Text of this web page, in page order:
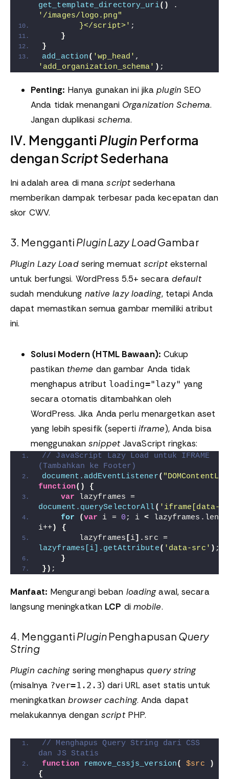
get_template_directory_uri()
'/images/logo.png"
        }</script>'
;
}
}
add_action( 'wp_head'
'add_organization_schema' ) ;
Penting: Hanya gunakan ini jikaplugin SEO
Anda tidak menangani Organization Schema.
Jangan duplikasi schema.
IV. Mengganti Plugin Performa
denganScriptSederhana
Ini adalah area di manascriptsederhana
memberikan dampak terbesar pada kecepatan dan
skor CWV.
3. Mengganti Plugin Lazy LoadGambar
Plugin Lazy Loadsering memuatscripteksternal
untuk berfungsi. WordPress 5.5+ secara default
sudah mendukung native lazy loading, tetapi Anda
dapat memastikan semua gambar memiliki atribut
ini.
Solusi Modern (HTML Bawaan): Cukup
pastikan theme dan gambar Anda tidak
menghapus atribut loading="lazy" yang
secara otomatis ditambahkan oleh
WordPress. Jika Anda perlu menargetkan aset
yang lebih spesifik (seperti iframe), Anda bisa
menggunakansnippetJavaScript ringkas:
// JavaScript Lazy Load untuk IFRAME
(Tambahkan ke Footer)
document.addEventListener(
function()
{
var
document.querySelectorAll( 'iframe[data-
for
(var i = 0 ; i <
i++)
{
        lazyframes
[i]
.src =
lazyframes[i].getAttribute( 'data-src' ) ;
}
}) ;
Manfaat: Mengurangi beban loadingawal, secara
langsung meningkatkan LCP di mobile.
4. Mengganti PluginPenghapusan Query
String
Plugin cachingsering menghapusquery string
(misalnya ?ver=1.2.3) dari URL aset statis untuk
meningkatkanbrowser caching. Anda dapat
melakukannya denganscriptPHP.
// Menghapus Query String dari CSS
dan JS Statis
function
remove_cssjs_version( $src
)
{